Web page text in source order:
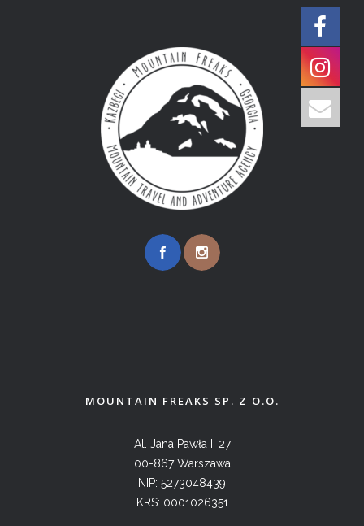
MOUNTAIN FREAKS SP. Z O.O.
Al. Jana Pawła II 27
00-867 Warszawa
NIP: 5273048439
KRS: 0001026351